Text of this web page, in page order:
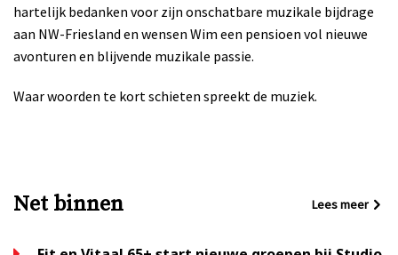
hartelijk bedanken voor zijn onschatbare muzikale bijdrage
aan NW-Friesland en wensen Wim een pensioen vol nieuwe
avonturen en blijvende muzikale passie.
Waar woorden te kort schieten spreekt de muziek.
Net binnen Lees meer